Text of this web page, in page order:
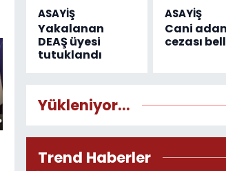
ASAYİŞ
Yakalanan
DEAŞ üyesi
tutuklandı
ASAYİŞ
Cani
cezası
Yükleniyor...
Trend Haberler